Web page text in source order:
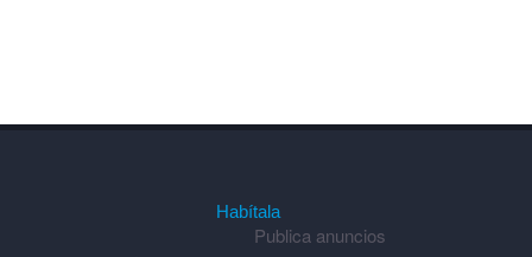
Habítala
Publica anuncios